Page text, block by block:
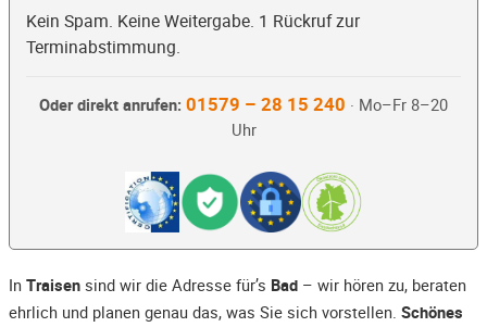
Kein Spam. Keine Weitergabe. 1 Rückruf zur
Terminabstimmung.
Oder direkt anrufen: 01579 – 28 15 240 · Mo–Fr 8–20
Uhr
In Traisen sind wir die Adresse für’s Bad – wir hören zu, beraten
ehrlich und planen genau das, was Sie sich vorstellen. Schönes